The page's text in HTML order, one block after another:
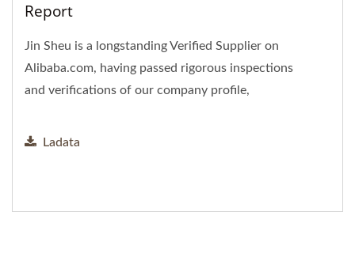
Report
Jin Sheu is a longstanding Verified Supplier on
Alibaba.com, having passed rigorous inspections
and verifications of our company profile,
Ladata